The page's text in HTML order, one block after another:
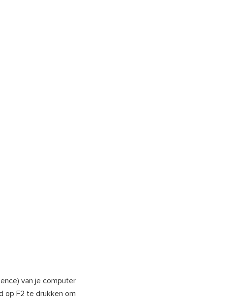
van je computer
op F2 te drukken om